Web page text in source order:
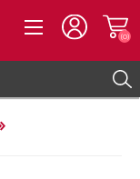
(0)